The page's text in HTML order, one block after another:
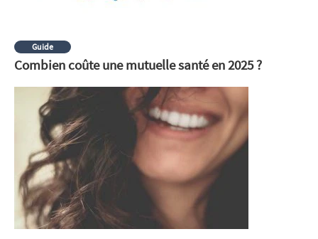
Guide
Combien coûte une mutuelle santé en 2025 ?